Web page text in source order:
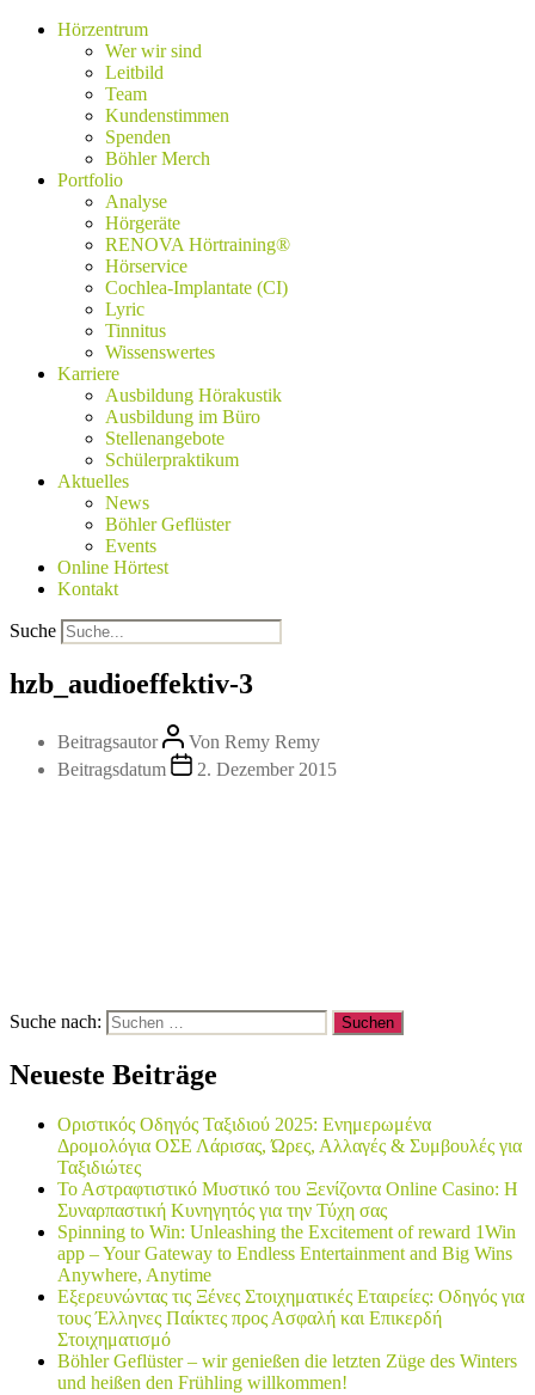
Hörzentrum
Wer wir sind
Leitbild
Team
Kundenstimmen
Spenden
Böhler Merch
Portfolio
Analyse
Hörgeräte
RENOVA Hörtraining®
Hörservice
Cochlea-Implantate (CI)
Lyric
Tinnitus
Wissenswertes
Karriere
Ausbildung Hörakustik
Ausbildung im Büro
Stellenangebote
Schülerpraktikum
Aktuelles
News
Böhler Geflüster
Events
Online Hörtest
Kontakt
Suche
hzb_audioeffektiv-3
Beitragsautor Von Remy Remy
Beitragsdatum
2. Dezember 2015
Suche nach:
Neueste Beiträge
Οριστικός Οδηγός Ταξιδιού 2025: Ενημερωμένα
Δρομολόγια ΟΣΕ Λάρισας, Ώρες, Αλλαγές & Συμβουλές για
Ταξιδιώτες
Το Αστραφτιστικό Μυστικό του Ξενίζοντα Online Casino: Η
Συναρπαστική Κυνηγητός για την Τύχη σας
Spinning to Win: Unleashing the Excitement of reward 1Win
app – Your Gateway to Endless Entertainment and Big Wins
Anywhere, Anytime
Εξερευνώντας τις Ξένες Στοιχηματικές Εταιρείες: Οδηγός για
τους Έλληνες Παίκτες προς Ασφαλή και Επικερδή
Στοιχηματισμό
Böhler Geflüster – wir genießen die letzten Züge des Winters
und heißen den Frühling willkommen!